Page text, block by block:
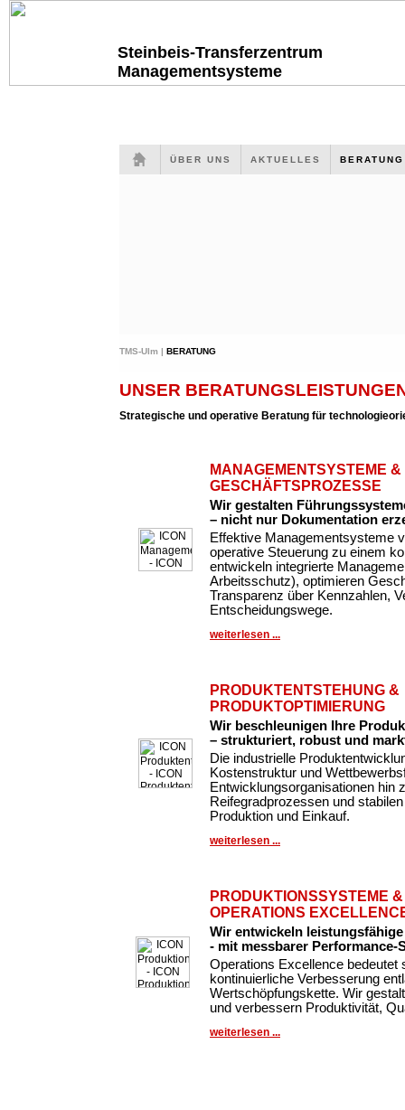
Steinbeis-Transferzentrum
Managementsysteme
ÜBER UNS AKTUELLES
TMS-Ulm | BERATUNG
UNSER
Strategische und operative Beratung für
MANAGEMENTSYSTEME &
GESCHÄFTSPROZESSE
Wir gestalten
– nicht nur Dokumentation
Effektive Managementsysteme
operative Steuerung zu einem
entwickeln integrierte
Arbeitsschutz), optimieren
Transparenz über Kennzahlen,
Entscheidungswege.
weiterlesen ...
PRODUKTENTSTEHUNG &
PRODUKTOPTIMIERUNG
Wir beschleunigen Ihre
– strukturiert, robust und
Die industrielle
Kostenstruktur und
Entwicklungsorganisationen hin
Reifegradprozessen und
Produktion und Einkauf.
weiterlesen ...
PRODUKTIONSSYSTEME &
OPERATIONS
Wir entwickeln
- mit messbarer Performance-
Operations Excellence bedeutet
kontinuierliche Verbesserung
Wertschöpfungskette. Wir
und verbessern Produktivität,
weiterlesen ...